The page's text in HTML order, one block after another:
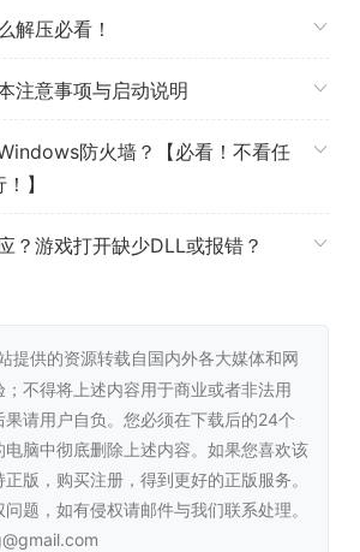
喵斯快跑
喵斯快跑
下：
。玩家可以解锁角色皮肤，部分穿着暴
动作和语音。
解压必看！
注意事项与启动说明
防火墙？【必看！不看任
】
？游戏打开缺少DLL或报错？
提供的资源转载自国内外各大媒体和网
不得将上述内容用于商业或者非法用
请用户自负。您必须在下载后的24个
脑中彻底删除上述内容。如果您喜欢该
版，购买注册，得到更好的正版服务。
题，如有侵权请邮件与我们联系处理。